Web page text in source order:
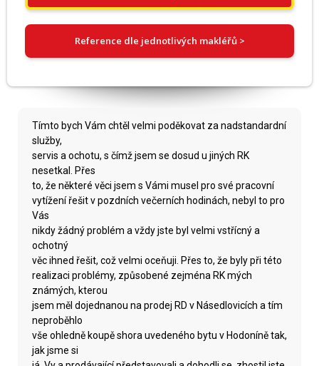
Reference dle jednotlivých makléřů >
Tímto bych Vám chtěl velmi poděkovat za nadstandardní
služby,
servis a ochotu, s čímž jsem se dosud u jiných RK
nesetkal. Přes
to, že některé věci jsem s Vámi musel pro své pracovní
vytížení řešit v pozdních večerních hodinách, nebyl to pro
Vás
nikdy žádný problém a vždy jste byl velmi vstřícný a
ochotný
věc ihned řešit, což velmi oceňuji. Přes to, že byly při této
realizaci problémy, způsobené zejména RK mých
známých, kterou
jsem měl dojednanou na prodej RD v Násedlovicích a tím
neproběhlo
vše ohledně koupě shora uvedeného bytu v Hodoníně tak,
jak jsme si